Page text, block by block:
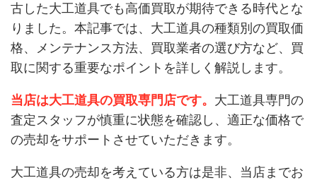
古した大工道具でも高価買取が期待できる時代とな
りました。本記事では、大工道具の種類別の買取価
格、メンテナンス方法、買取業者の選び方など、買
取に関する重要なポイントを詳しく解説します。
当店は大工道具の買取専門店です。 大工道具専門の
査定スタッフが慎重に状態を確認し、適正な価格で
の売却をサポートさせていただきます。
大工道具の売却を考えている方は是非、当店までお